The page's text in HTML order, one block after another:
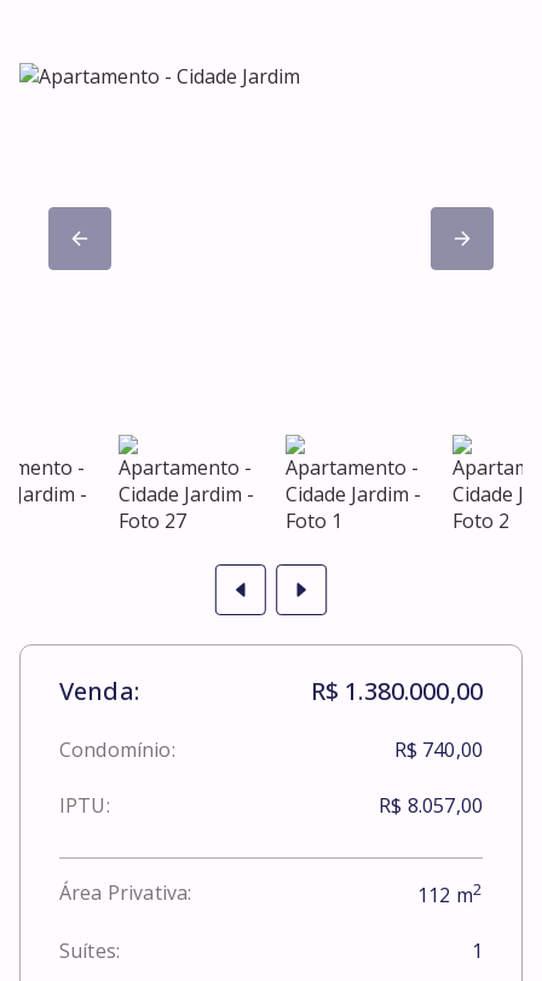
Venda: R$ 1.380.000,00
Condomínio: R$ 740,00
IPTU: R$ 8.057,00
Área Privativa: 112 m2
Suítes: 1